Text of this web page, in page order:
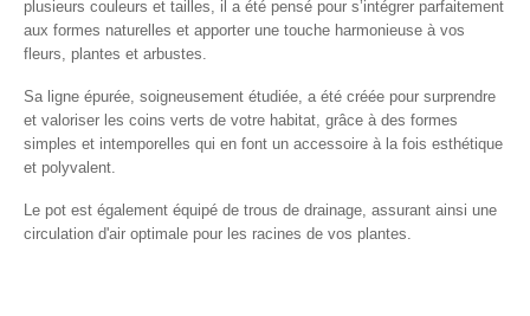
plusieurs couleurs et tailles, il a été pensé pour s’intégrer parfaitement
aux formes naturelles et apporter une touche harmonieuse à vos
fleurs, plantes et arbustes.
Sa ligne épurée, soigneusement étudiée, a été créée pour surprendre
et valoriser les coins verts de votre habitat, grâce à des formes
simples et intemporelles qui en font un accessoire à la fois esthétique
et polyvalent.
Le pot est également équipé de trous de drainage, assurant ainsi une
circulation d'air optimale pour les racines de vos plantes.